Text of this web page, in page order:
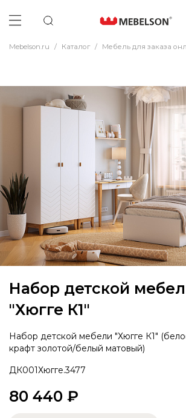
Mebelson.ru / Каталог / Мебель для заказа
Набор детской
"Хюгге К1"
Набор детской мебели "Хюгге К1"
крафт золотой/белый матовый)
ДК001Хюгге.3477
80 440 ₽